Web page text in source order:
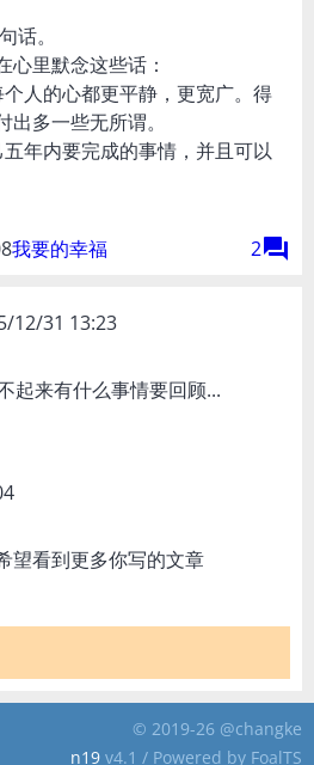
话。
心里默念这些话：
人的心都更平静，更宽广。得
多一些无所谓。
年内要完成的事情，并且可以
我要的幸福 2forum
12/31 13:23
起来有什么事情要回顾...
望看到更多你写的文章
© 2019-26 @changke
n19 v4.1 / Powered by FoalTS